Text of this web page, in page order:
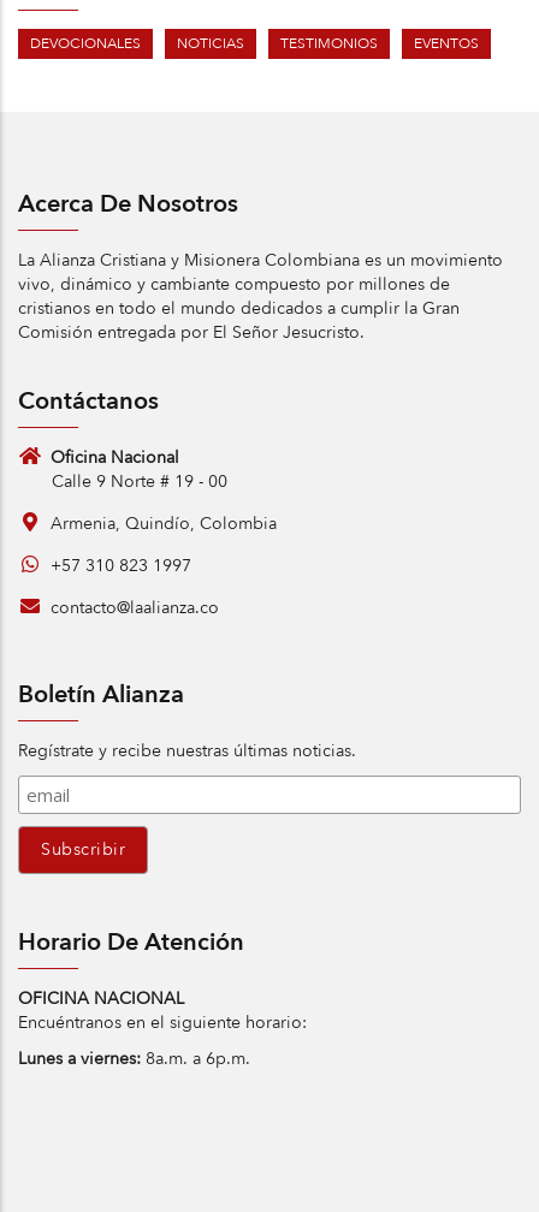
DEVOCIONALES NOTICIAS TESTIMONIOS EVENTOS
Acerca De Nosotros
La Alianza Cristiana y Misionera Colombiana es un movimiento
vivo, dinámico y cambiante compuesto por millones de
cristianos en todo el mundo dedicados a cumplir la Gran
Comisión entregada por El Señor Jesucristo.
Contáctanos
Oficina Nacional
Calle 9 Norte # 19 - 00
Armenia, Quindío, Colombia
+57 310 823 1997
contacto@laalianza.co
Boletín Alianza
Regístrate y recibe nuestras últimas noticias.
Horario De Atención
OFICINA NACIONAL
Encuéntranos en el siguiente horario:
Lunes a viernes: 8a.m. a 6p.m.